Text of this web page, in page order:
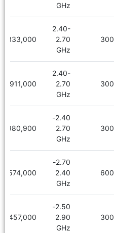
GHz
300
2.40-
2.70
GHz
1,833,000
300
2.40-
2.70
GHz
1,911,000
300
2.40-
2.70
GHz
1,980,900
600
2.70-
2.40
GHz
2,574,000
300
2.50-
2.90
GHz
2,457,000